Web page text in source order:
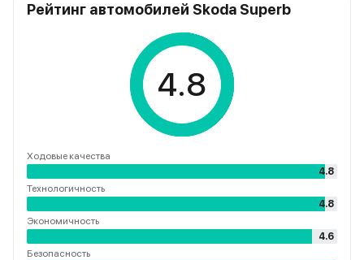
Рейтинг автомобилей Skoda Superb
4.8
Ходовые качества
4.8
Технологичность
4.8
Экономичность
4.6
Безопасность